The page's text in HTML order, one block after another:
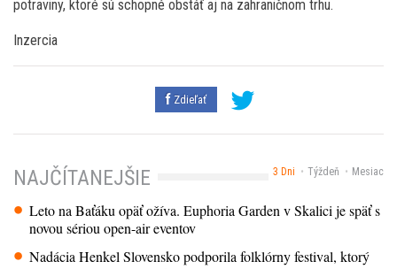
potraviny, ktoré sú schopné obstáť aj na zahraničnom trhu.
Inzercia
Zdieľať
3 Dni Týždeň Mesiac
NAJČÍTANEJŠIE
Leto na Baťáku opäť ožíva. Euphoria Garden v Skalici je späť s
novou sériou open-air eventov
Nadácia Henkel Slovensko podporila folklórny festival, ktorý